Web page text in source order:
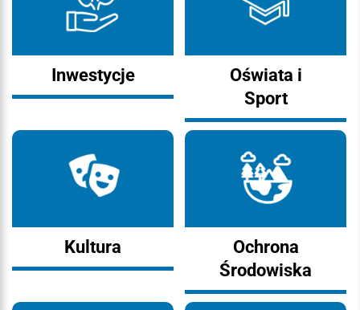
Inwestycje
Oświata i
Sport
Kultura
Ochrona
Środowiska